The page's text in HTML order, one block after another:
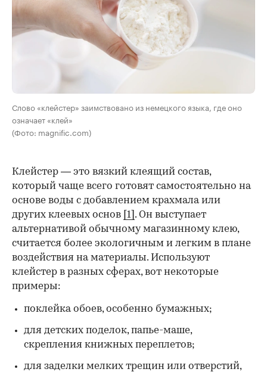
Слово «клейстер» заимствовано из немецкого языка, где оно
означает «клей»
(Фото: magnific.com)
00:00 / 00:00
Клейстер — это вязкий клеящий состав,
который чаще всего готовят самостоятельно на
основе воды с добавлением крахмала или
других клеевых основ [1] . Он выступает
альтернативой обычному магазинному клею,
считается более экологичным и легким в плане
воздействия на материалы. Используют
клейстер в разных сферах, вот некоторые
примеры:
поклейка обоев, особенно бумажных;
для детских поделок, папье-маше,
скрепления книжных переплетов;
для заделки мелких трещин или отверстий,